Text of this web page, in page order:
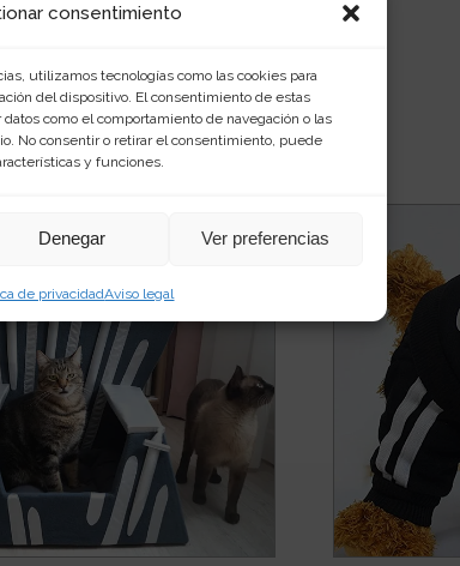
consentimiento
utilizamos tecnologías como las cookies para
del dispositivo. El consentimiento de estas
como el comportamiento de navegación o las
No consentir o retirar el consentimiento, puede
y funciones.
Denegar Ver preferencias
de privacidadAviso legal